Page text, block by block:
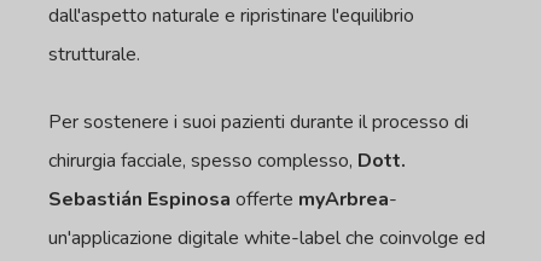
dall'aspetto naturale e ripristinare l'equilibrio
strutturale.
Per sostenere i suoi pazienti durante il processo di
chirurgia facciale, spesso complesso, Dott.
Sebastián Espinosa offerte myArbrea-
un'applicazione digitale white-label che coinvolge ed